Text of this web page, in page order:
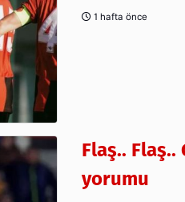
1 hafta önce
Flaş.. Flaş..
yorumu